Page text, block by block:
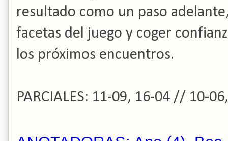
resultado como un paso
facetas del juego y coger
los próximos encuentros.
PARCIALES: 11-09, 16-04 // 10-